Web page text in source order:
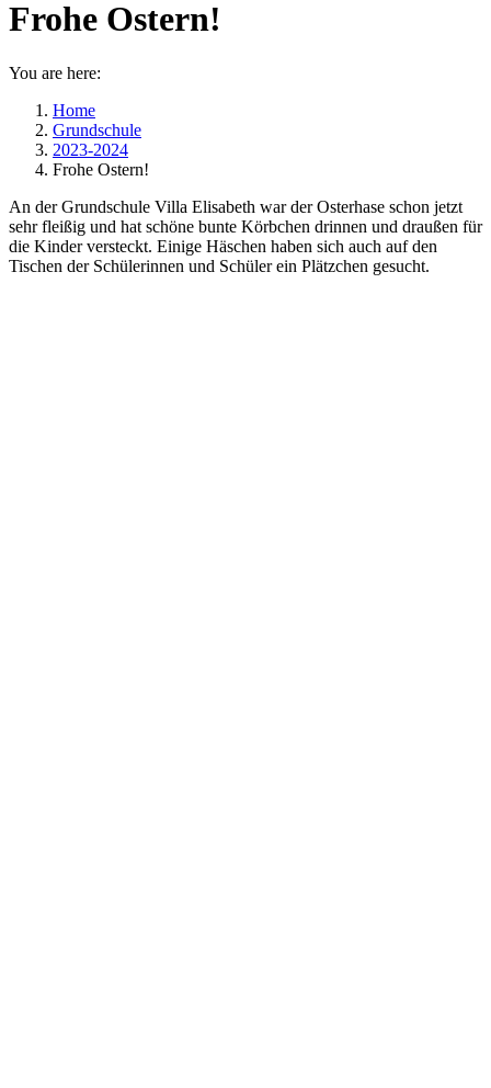
Frohe Ostern!
You are here:
Home
Grundschule
2023-2024
Frohe Ostern!
An der Grundschule Villa Elisabeth war der Osterhase schon jetzt
sehr fleißig und hat schöne bunte Körbchen drinnen und draußen für
die Kinder versteckt. Einige Häschen haben sich auch auf den
Tischen der Schülerinnen und Schüler ein Plätzchen gesucht.